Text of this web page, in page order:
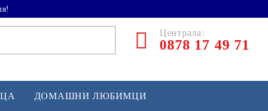
Централа:
0878 17 49 71
ДОМАШНИ ЛЮБИМЦИ